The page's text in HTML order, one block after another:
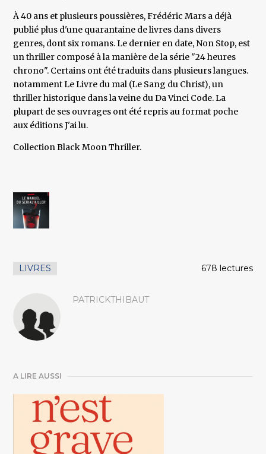
À 40 ans et plusieurs poussières, Frédéric Mars a déjà
publié plus d'une quarantaine de livres dans divers
genres, dont six romans. Le dernier en date, Non Stop, est
un thriller composé à la manière de la série "24 heures
chrono". Certains ont été traduits dans plusieurs langues.
notamment Le Livre du mal (Le Sang du Christ), un
thriller historique dans la veine du Da Vinci Code. La
plupart de ses ouvrages ont été repris au format poche
aux éditions J'ai lu.
Collection Black Moon Thriller.
LIVRES 678 lectures
PATRICKTHIBAUT
A LIRE AUSSI